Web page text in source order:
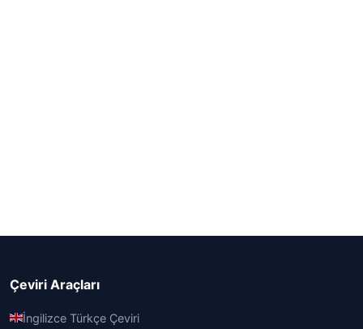
Çeviri Araçları
İngilizce Türkçe Çeviri